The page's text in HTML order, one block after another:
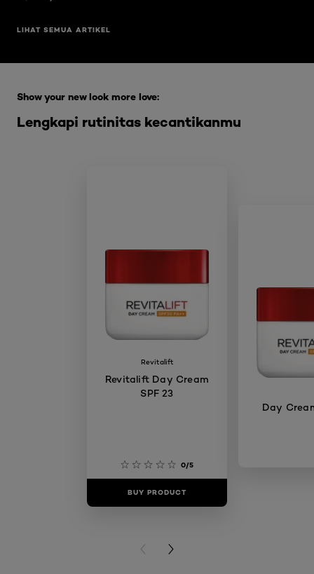
LIHAT SEMUA ARTIKEL
Lengkapi rutinitas kecantikanmu
Show your new look more love:
Revitalift
Revitalift Day Cream
SPF 23
0/5
BUY PRODUCT
Day
PREVIOUS CARD
NEXT CARD